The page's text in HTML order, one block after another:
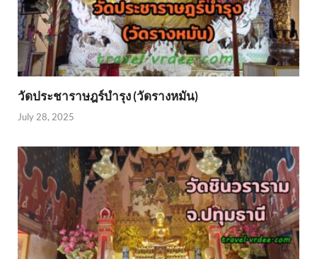
วัดประชาราษฎร์บำรุง (วัดรางหมัน)
July 28, 2025